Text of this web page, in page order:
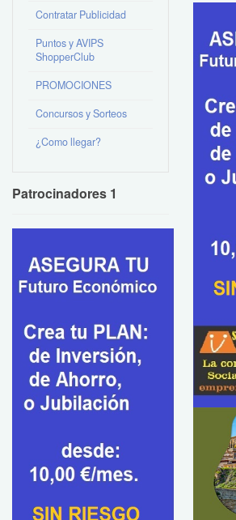
Contratar Publicidad
Puntos y AVIPS
ShopperClub
PROMOCIONES
Concursos y Sorteos
¿Como llegar?
Patrocinadores 1